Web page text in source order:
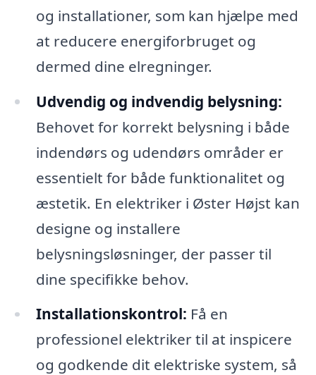
og installationer, som kan hjælpe med
at reducere energiforbruget og
dermed dine elregninger.
Udvendig og indvendig belysning:
Behovet for korrekt belysning i både
indendørs og udendørs områder er
essentielt for både funktionalitet og
æstetik. En elektriker i Øster Højst kan
designe og installere
belysningsløsninger, der passer til
dine specifikke behov.
Installationskontrol: Få en
professionel elektriker til at inspicere
og godkende dit elektriske system, så